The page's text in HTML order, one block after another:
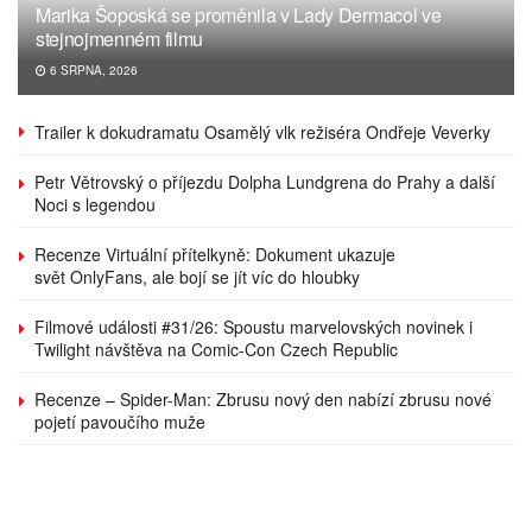
Marika Šoposká se proměnila v Lady Dermacol ve
stejnojmenném filmu
6 SRPNA, 2026
Trailer k dokudramatu Osamělý vlk režiséra Ondřeje Veverky
Petr Větrovský o příjezdu Dolpha Lundgrena do Prahy a další
Noci s legendou
Recenze Virtuální přítelkyně: Dokument ukazuje
svět OnlyFans, ale bojí se jít víc do hloubky
Filmové události #31/26: Spoustu marvelovských novinek i
Twilight návštěva na Comic-Con Czech Republic
Recenze – Spider-Man: Zbrusu nový den nabízí zbrusu nové
pojetí pavoučího muže